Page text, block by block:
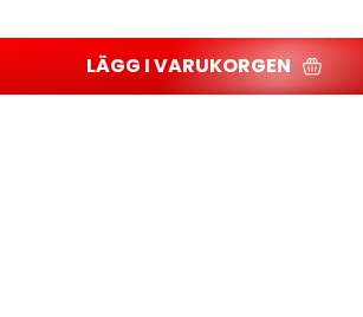
LÄGG I VARUKORGEN